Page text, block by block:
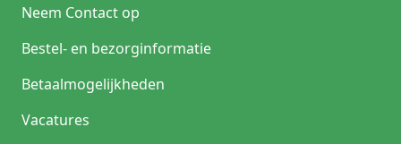
Neem Contact op
Bestel- en bezorginformatie
Betaalmogelijkheden
Vacatures